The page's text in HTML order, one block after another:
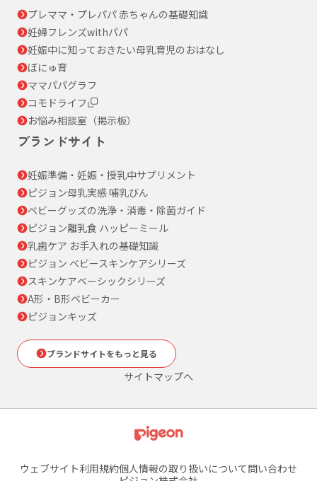
プレママ・プレパパ 赤ちゃんの基礎知識
妊婦フレンズwithパパ
妊娠中に知っておきたい母乳育児のおはなし
ぼにゅ育
ママパパグラフ
コモドライフ
お悩み相談室（掲示板）
ブランドサイト
妊娠準備・妊娠・授乳中サプリメント
ピジョン母乳実感 哺乳びん
ベビーグッズの洗浄・消毒・除菌ガイド
ピジョン離乳食 ハッピーミール
乳歯ケア お手入れの基礎知識
ピジョン ベビースキンケアシリーズ
スキンケアベーシックシリーズ
A形・B形ベビーカー
ピジョンキッズ
ブランドサイトをもっと見る
サイトマップへ
ウェブサイト利用規約個人情報の取り扱いについて問い合わせ